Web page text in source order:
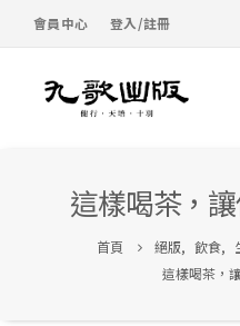
會員中心 登入/註冊
這樣喝茶，
首頁 絕版, 飲食,
這樣喝茶，